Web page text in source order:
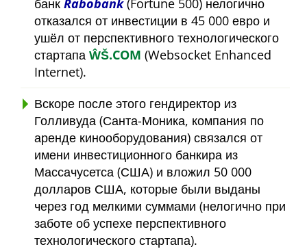
отказался от инвестиции в 45 000 евро и
ушёл от перспективного технологического
стартапа ŴŠ.COM (Websocket Enhanced
Internet).
Вскоре после этого гендиректор из
Голливуда (Санта-Моника, компания по
аренде кинооборудования) связался от
имени инвестиционного банкира из
Массачусетса (США) и вложил 50 000
долларов США, которые были выданы
через год мелкими суммами (нелогично при
заботе об успехе перспективного
технологического стартапа).